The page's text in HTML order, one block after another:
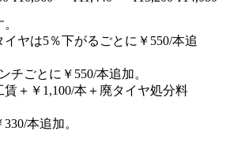
ヤは5％下がるごとに￥550/本追
チごとに￥550/本追加。
＋￥1,100/本＋廃タイヤ処分料
本追加。